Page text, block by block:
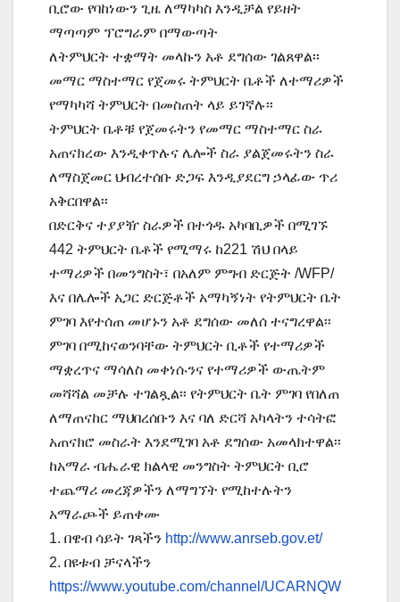
ቢሮው የባከነውን ጊዜ ለማካካስ እንዲቻል የይዘት
ማጣጣም ፕሮግራም በማውጣት
ለትምህርት ተቋማት መላኩን አቶ ደግሰው ገልጸዋል፡፡
መማር ማስተማር የጀመሩ ትምህርት ቤቶች ለተማሪዎች
የማካካሻ ትምህርት በመስጠት ላይ ይገኛሉ፡፡
ትምህርት ቤቶቹ የጀመሩትን የመማር ማስተማር ስራ
አጠናክረው እንዲቀጥሉና ሌሎች ስራ ያልጀመሩትን ስራ
ለማስጀመር ህብረተሰቡ ድጋፍ እንዲያደርግ ኃላፊው ጥሪ
አቅርበዋል፡፡
በድርቅና ተያያዥ ስራዎች በተጎዱ አካባቢዎች በሚገኙ
442 ትምህርት ቤቶች የሚማሩ ከ221 ሽህ በላይ
ተማሪዎች በመንግስት፣ በአለም ምግብ ድርጅት /WFP/
እና በሌሎች አጋር ድርጅቶች አማካኝነት የትምህርት ቤት
ምገባ እየተሰጠ መሆኑን አቶ ደግሰው መለሰ ተናግረዋል፡፡
ምገባ በሚከናወንባቸው ትምህርት ቢቶች የተማሪዎች
ማቋረጥና ማሳለስ መቀነሱንና የተማሪዎች ውጤትም
መሻሻል መቻሉ ተገልጿል፡፡ የትምህርት ቤት ምገባ የበለጠ
ለማጠናከር ማህበረሰቡን እና ባለ ድርሻ አካላትን ተሳትፎ
አጠናክሮ መስራት እንደሚገባ አቶ ደግሰው አመላክተዋል፡፡
ከአማራ ብሔራዊ ክልላዊ መንግስት ትምህርት ቢሮ
ተጨማሪ መረጃዎችን ለማግኘት የሚከተሉትን
አማራጮች ይጠቀሙ
1. በዌብ ሳይት ገጻችን http://www.anrseb.gov.et/
2. በዩቱብ ቻናላችን
https://www.youtube.com/channel/UCARNQW